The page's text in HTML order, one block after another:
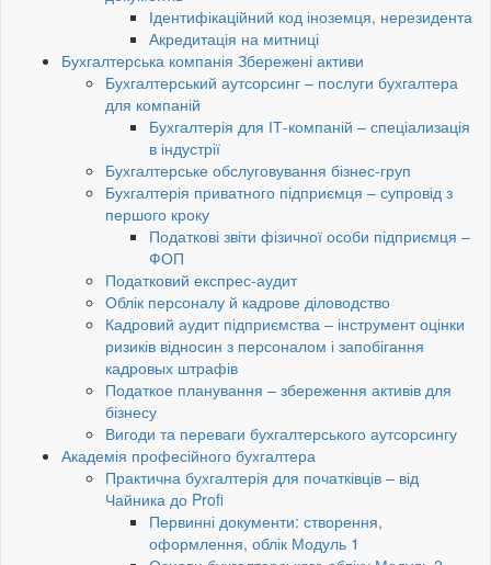
Ідентифікаційний код іноземця, нерезидента
Акредитація на митниці
Бухгалтерська компанія Збережені активи
Бухгалтерський аутсорсинг – послуги бухгалтера
для компаній
Бухгалтерія для ІТ-компаній – спеціализація
в індустрії
Бухгалтерське обслуговування бізнес-груп
Бухгалтерія приватного підприємця – супровід з
першого кроку
Податкові звіти фізичної особи підприємця –
ФОП
Податковий експрес-аудит
Облік персоналу й кадрове діловодство
Кадровий аудит підприємства – інструмент оцінки
ризиків відносин з персоналом і запобігання
кадровых штрафів
Податкое планування – збереження активів для
бізнесу
Вигоди та переваги бухгалтерського аутсорсингу
Академія професійного бухгалтера
Практична бухгалтерія для початківців – від
Чайника до Profi
Первинні документи: створення,
оформлення, облік Модуль 1